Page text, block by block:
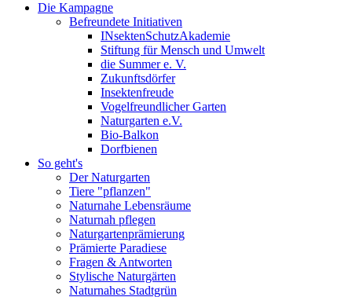
Die Kampagne
Befreundete Initiativen
INsektenSchutzAkademie
Stiftung für Mensch und Umwelt
die Summer e. V.
Zukunftsdörfer
Insektenfreude
Vogelfreundlicher Garten
Naturgarten e.V.
Bio-Balkon
Dorfbienen
So geht's
Der Naturgarten
Tiere "pflanzen"
Naturnahe Lebensräume
Naturnah pflegen
Naturgartenprämierung
Prämierte Paradiese
Fragen & Antworten
Stylische Naturgärten
Naturnahes Stadtgrün